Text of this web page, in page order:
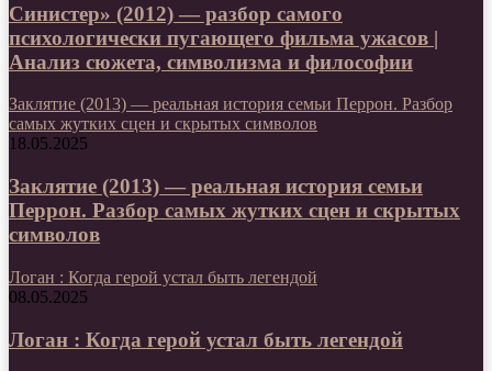
Синистер» (2012) — разбор самого
психологически пугающего фильма ужасов |
Анализ сюжета, символизма и философии
Заклятие (2013) — реальная история семьи Перрон. Разбор
самых жутких сцен и скрытых символов
18.05.2025
Заклятие (2013) — реальная история семьи
Перрон. Разбор самых жутких сцен и скрытых
символов
Логан : Когда герой устал быть легендой
08.05.2025
Логан : Когда герой устал быть легендой